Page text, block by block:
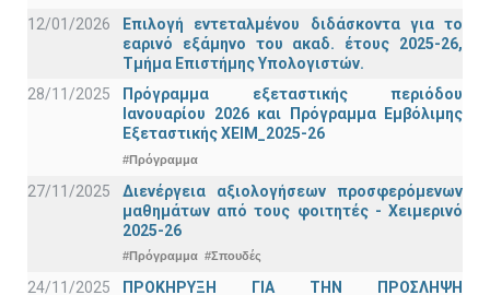
12/01/2026
Επιλογή εντεταλμένου διδάσκοντα για το
εαρινό εξάμηνο του ακαδ. έτους 2025-26,
Τμήμα Επιστήμης Υπολογιστών.
28/11/2025
Πρόγραμμα εξεταστικής περιόδου
Ιανουαρίου 2026 και Πρόγραμμα Εμβόλιμης
Εξεταστικής ΧΕΙΜ_2025-26
#Πρόγραμμα
27/11/2025
Διενέργεια αξιολογήσεων προσφερόμενων
μαθημάτων από τους φοιτητές - Χειμερινό
2025-26
#Πρόγραμμα #Σπουδές
24/11/2025
ΠΡΟΚΗΡΥΞΗ ΓΙΑ ΤΗΝ ΠΡΟΣΛΗΨΗ